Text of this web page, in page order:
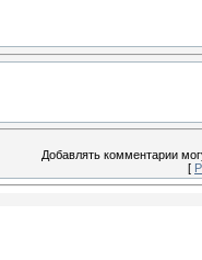
Добавлять комментарии
[